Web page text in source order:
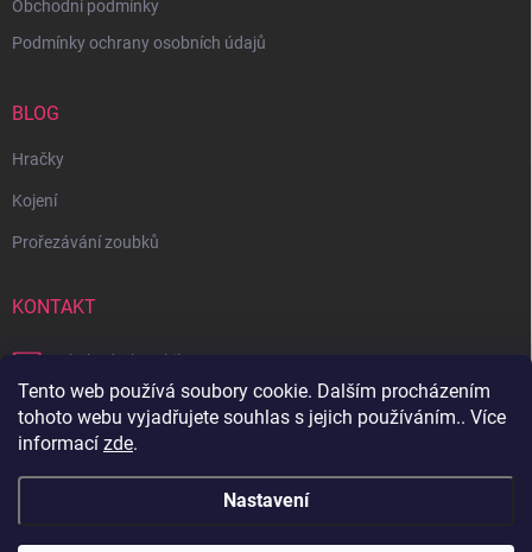
Tento web používá soubory cookie. Dalším procházením
tohoto webu vyjadřujete souhlas s jejich používáním.. Více
informací zde.
Nastavení
Obchodní podmínky
Podmínky ochrany osobních údajů
BLOG
Hračky
Kojení
Prořezávání zoubků
KONTAKT
obchod bambilon.cz
+420 728 355 665
Sledujte nás na Facebooku